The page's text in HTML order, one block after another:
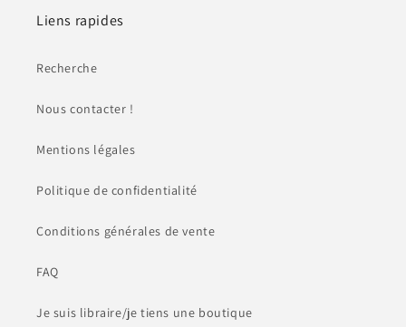
Liens rapides
Recherche
Nous contacter !
Mentions légales
Politique de confidentialité
Conditions générales de vente
FAQ
Je suis libraire/je tiens une boutique